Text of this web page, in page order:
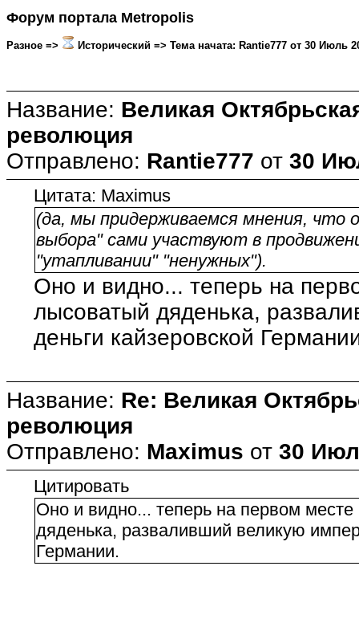
Форум портала Metropolis
Разное => Исторический => Тема начата: Rantie777 от 30 Июль
Название: Великая
революция
Отправлено: Rantie777 от 30
Цитата: Maximus
(да, мы придерживаемся мнения, что
выбора" сами участвуют в
"утапливании" "ненужных").
Оно и видно... теперь на
лысоватый дяденька,
деньги кайзеровской
Название: Re: Великая
революция
Отправлено: Maximus от 30
Цитировать
Оно и видно... теперь на первом
дяденька, разваливший великую
Германии.